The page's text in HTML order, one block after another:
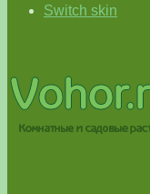
Switch skin